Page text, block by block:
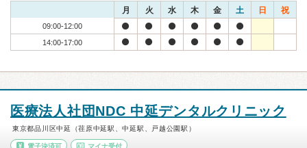
月 火 水 木 金 土 日 祝
09:00-12:00
14:00-17:00
医療法人社団NDC 中延デンタルクリニック
東京都品川区中延（荏原中延駅、中延駅、戸越公園駅）
電子決済可 マイナ受付